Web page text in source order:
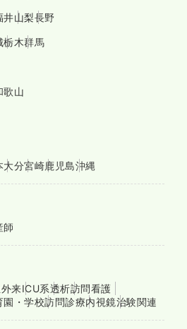
井山梨長野
栃木群馬
歌山
大分宮崎鹿児島沖縄
師
来ICU系透析訪問看護
園・学校訪問診療内視鏡治験関連